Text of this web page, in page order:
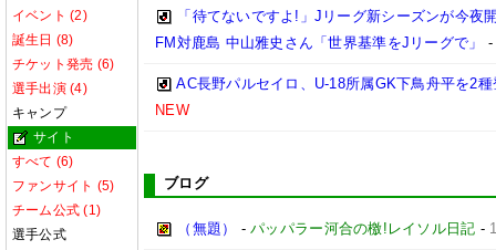
イベント (2)
誕生日 (8)
チケット発売 (6)
選手出演 (4)
キャンプ
サイト
すべて (6)
ファンサイト (5)
チーム公式 (1)
選手公式
「待てないですよ!」Jリーグ新シーズンが今
FM対鹿島 中山雅史さん「世界基準をJリーグで」
AC長野パルセイロ、U-18所属GK下鳥舟平を2種
NEW
ブログ
（無題） -パッパラー河合の檄!レイソル日記 -